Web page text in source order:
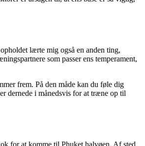
lærte mig også en anden ting,
som passer ens temperament,
frem. På den måde kan du føle dig
dernede i månedsvis for at træne op til
for at komme til Phuket halvøen. Af sted